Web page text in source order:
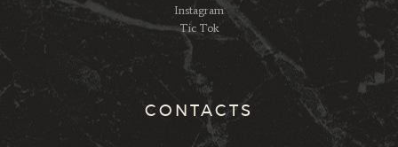
Instagram
Tic Tok
CONTACTS